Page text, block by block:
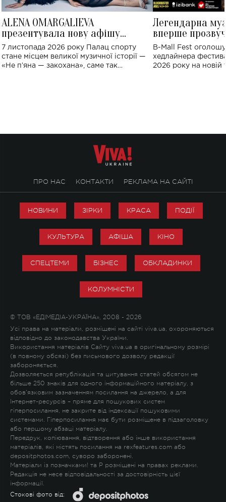
ALENA OMARGALIEVA
презентувала нову афішу
великого концерту в Палаці
спорту
7 листопада 2026 року Палац спорту
стане місцем великої музичної історії —
«Не пʼяна — закохана», саме так
Легендарна
вперше
Україні: де
B-Mall Fest
хедлайнера
2026 року на новій
ПРО НАС КОНТАКТИ РЕКЛАМА НА САЙТІ
НОВИНИ ЗІРКИ КРАСА ПОДІЇ
КУЛЬТУРА АФІША КІНО
СПЕЦТЕМИ БІЗНЕС ОБКЛАДИНКИ
КОЛУМНІСТИ
© ТОВ «ЕДІМЕДІА-УКРАЇНА», 2008 - 2026
Усі права на матеріали, розміщені на сайті viva.ua, охороняються
відповідно до законодавства України.
Використання матеріалів Сайту viva.ua в оригінальному розмірі
(в повному обсязі) без письмового дозволу редакції
забороняється.
Дозволяється републікація та цитування статей обсягом не
більше 250 знаків для одного інформаційного матеріалу, з
обов'язковим зазначенням посилання на джерело, а для
Інтернет-ресурсів – пряме для пошукових систем
гіперпосилання, не закрите від індексації пошуковими
системами. Гіперпосилання має бути розміщене в підзаголовку
або першому абзаці матеріалу.
Передрук, копіювання, відтворення або інше використання
матеріалів, які містять посилання на rexfeatures.com або
depositphotos.com, суворо заборонені.
Матеріали із позначками! та P розміщені на правах реклами.
Редакція не несе відповідальності за достовірність цієї
інформації.
Стокові фото від: